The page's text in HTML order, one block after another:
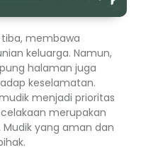
tiba, membawa
keluarga. Namun,
halaman juga
keselamatan.
menjadi prioritas
merupakan
yang aman dan